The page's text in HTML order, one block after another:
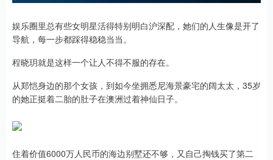
娱乐圈里总有些女明星活得特别明白沪深配，她们的人生像是开了
导航，每一步都踩得稳稳当当。
程晓玥就是这样一个让人不得不服的存在。
从郑恺身边的那个女孩，到如今坐拥悉尼海景豪宅的阔太太，35岁
的她正挺着二胎的肚子在澳洲过着神仙日子。
住着价值6000万人民币的海边别墅还不够，又自己掏钱买了第二